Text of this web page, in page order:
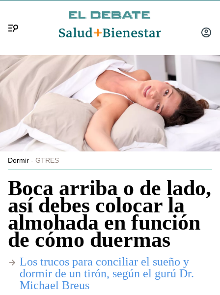
INICIAR
Dormir GTRES
Boca arriba o de lado,
así debes colocar la
almohada en función
de cómo duermas
Los trucos para conciliar el sueño y
dormir de un tirón, según el gurú Dr.
Michael Breus